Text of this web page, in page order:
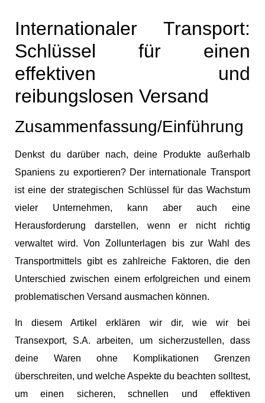
Internationaler Transport:
Schlüssel für einen
effektiven und
reibungslosen Versand
Zusammenfassung/Einführung
Denkst du darüber nach, deine Produkte außerhalb
Spaniens zu exportieren? Der internationale Transport
ist eine der strategischen Schlüssel für das Wachstum
vieler Unternehmen, kann aber auch eine
Herausforderung darstellen, wenn er nicht richtig
verwaltet wird. Von Zollunterlagen bis zur Wahl des
Transportmittels gibt es zahlreiche Faktoren, die den
Unterschied zwischen einem erfolgreichen und einem
problematischen Versand ausmachen können.
In diesem Artikel erklären wir dir, wie wir bei
Transexport, S.A. arbeiten, um sicherzustellen, dass
deine Waren ohne Komplikationen Grenzen
überschreiten, und welche Aspekte du beachten solltest,
um einen sicheren, schnellen und effektiven